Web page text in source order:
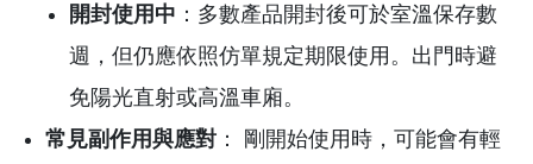
開封使用中 ：多數產品開封後可於室溫保存數
週，但仍應依照仿單規定期限使用。出門時避
免陽光直射或高溫車廂。
常見副作用與應對 ： 剛開始使用時，可能會有輕